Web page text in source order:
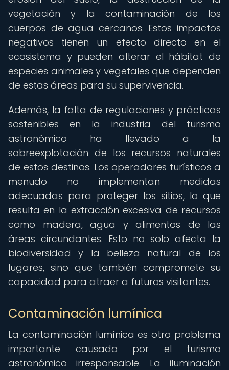
vegetación y la contaminación de los
cuerpos de agua cercanos. Estos impactos
negativos tienen un efecto directo en el
ecosistema y pueden alterar el hábitat de
especies animales y vegetales que dependen
de estas áreas para su supervivencia.
Además, la falta de regulaciones y prácticas
sostenibles en la industria del turismo
astronómico ha llevado a la
sobreexplotación de los recursos naturales
de estos destinos. Los operadores turísticos a
menudo no implementan medidas
adecuadas para proteger los sitios, lo que
resulta en la extracción excesiva de recursos
como madera, agua y alimentos de las
áreas circundantes. Esto no solo afecta la
biodiversidad y la belleza natural de los
lugares, sino que también compromete su
capacidad para atraer a futuros visitantes.
Contaminación lumínica
La contaminación lumínica es otro problema
importante causado por el turismo
astronómico irresponsable. La iluminación